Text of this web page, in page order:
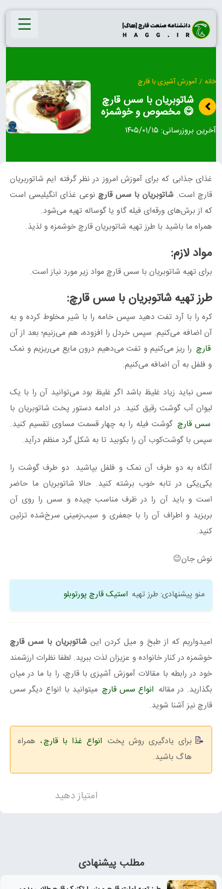
Skip
content
خانه / آموزش آشپزی با قارچ
شاتوبریان با سس قارچ
😋 مخصوص و خوشمزه
آخرین بروزرسانی: ۱۴۰۵/۰۱/۱۵
غذای جذابی که برای آموزش امروز در نظر گرفته ایم شاتوربریان
قارچ است. شاتوبریان با سس قارچ نوعی غذای انگیلیسی است
که از برش‌های ورقه‌ای فیله گاو یا گوساله تهیه می‌شود.
همراه ما باشید با طرز تهیه شاتوبریان قارچ خوشمزه و لذیذ.
مواد لازم:
برای تهیه شاتوبریان با سس قارچ مواد زیر مورد نیاز است.
طرز تهیه شاتوبریان با سس قارچ:
کره را با آرد تفت دهید سپس خامه را با شیر مخلوط کرده و به
آن اضافه می‌کنیم. سپس خردل را افزوده، هم می‌زنیم؛ بعد از آن
قارچ را ریز می‌کنیم و تفت‌ می‌دهیم درون مایع می‌ریزیم و نمک
و فلفل به آن اضافه می‌کنیم.
سس نباید زیاد غلیظ باشد اگر غلیظ بود می‌توانید آن را با یک
لیوان آب‌ گوشت رقیق کنید. در ادامه دستور پخت شاتوبریان با
سس قارچ گوشت فیله را به چهار قسمت مساوی تقسیم کنید.
سپس با گوشت‌‌کوب آن را بکوبید تا به شکل گرد منظم درآید.
آنگاه به دو طرف آن نمک و فلفل بپاشید. دو طرف گوشت را
یکی‌یکی در تابه خوب برشته کنید. حالا شاتوبریان ما حاضر
است و باید آن را در ظرف مناسب چیده و سس را روی آن
بریزید و اطراف آن را با جعفری و سیب‌زمینی سرخ‌شده تزئین
کنید.
نوش جان😉
منو پیشنهادی: طرز تهیه استیک قارچ پورتوبلو
امیدواریم که از طبخ و میل کردن این شاتوبریان با سس قارچ
خوشمزه در کنار خانواده و عزیزان لذت ببرید. لطفا نظرات ارزشمند
خود در رابطه با مقالات آموزش آشپزی با قارچ، را با ما در میان
بگذارید. در مقاله انواع سس قارچ میتوانید با انواع دیگر سس
قارچ نیز آشنا شوید.
برای یادگیری روش پخت انواع غذا با قارچ، همراه
هاگ باشید.
امتیاز دهید
مطلب پیشنهادی